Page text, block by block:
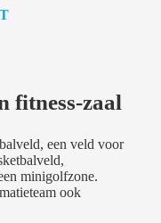
fitness-zaal
een veld voor
minigolfzone.
ook